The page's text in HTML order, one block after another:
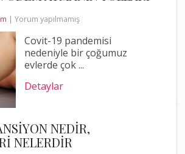
| Yorum yapılmamış
Covit-19 pandemisi
nedeniyle bir çoğumuz
evlerde çok ...
Detaylar
NEDİR,
NELERDİR